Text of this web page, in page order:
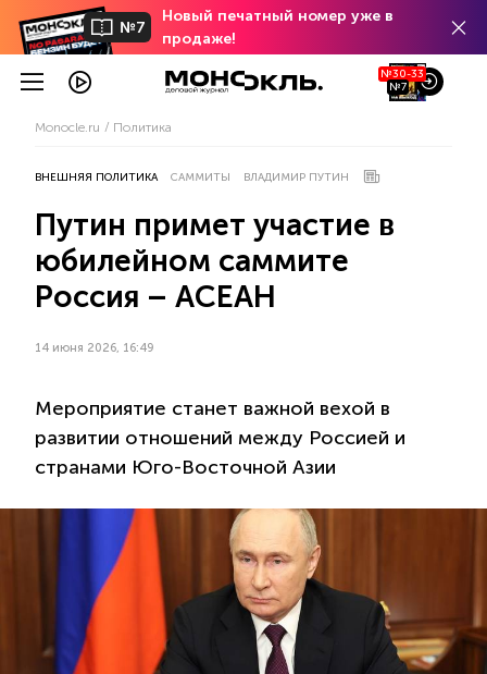
№7
Новый печатный номер уже в
продаже!
№30-33
№7
Monocle.ru Политика
ВНЕШНЯЯ ПОЛИТИКА САММИТЫ ВЛАДИМИР ПУТИН
Путин примет участие в
юбилейном саммите
Россия – АСЕАН
14 июня 2026, 16:49
Мероприятие станет важной вехой в
развитии отношений между Россией и
странами Юго-Восточной Азии